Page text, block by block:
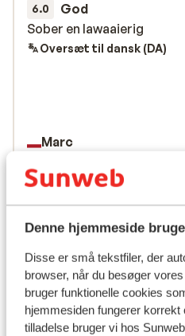
Denne hjemmeside
Disse er små tekstfiler, der
browser, når du besøger
bruger funktionelle cookies
hjemmesiden fungerer korrekt
tilladelse bruger vi hos
6.0 God
Sober en lawaaierig
Sober en lawaaierig
Oversæt til dansk (DA)
Marc
Lokation
Se